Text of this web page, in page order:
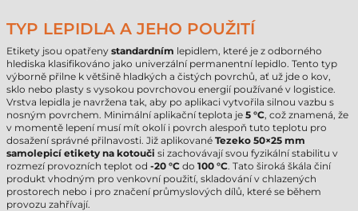
TYP LEPIDLA A JEHO POUŽITÍ
Etikety jsou opatřeny standardním lepidlem, které je z odborného
hlediska klasifikováno jako univerzální permanentní lepidlo. Tento typ
výborně přilne k většině hladkých a čistých povrchů, ať už jde o kov,
sklo nebo plasty s vysokou povrchovou energií používané v logistice.
Vrstva lepidla je navržena tak, aby po aplikaci vytvořila silnou vazbu s
nosným povrchem. Minimální aplikační teplota je 5 °C, což znamená, že
v momentě lepení musí mít okolí i povrch alespoň tuto teplotu pro
dosažení správné přilnavosti. Již aplikované Tezeko 50×25 mm
samolepicí etikety na kotouči si zachovávají svou fyzikální stabilitu v
rozmezí provozních teplot od -20 °C do 100 °C. Tato široká škála činí
produkt vhodným pro venkovní použití, skladování v chlazených
prostorech nebo i pro značení průmyslových dílů, které se během
provozu zahřívají.